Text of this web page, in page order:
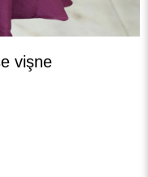
vişne